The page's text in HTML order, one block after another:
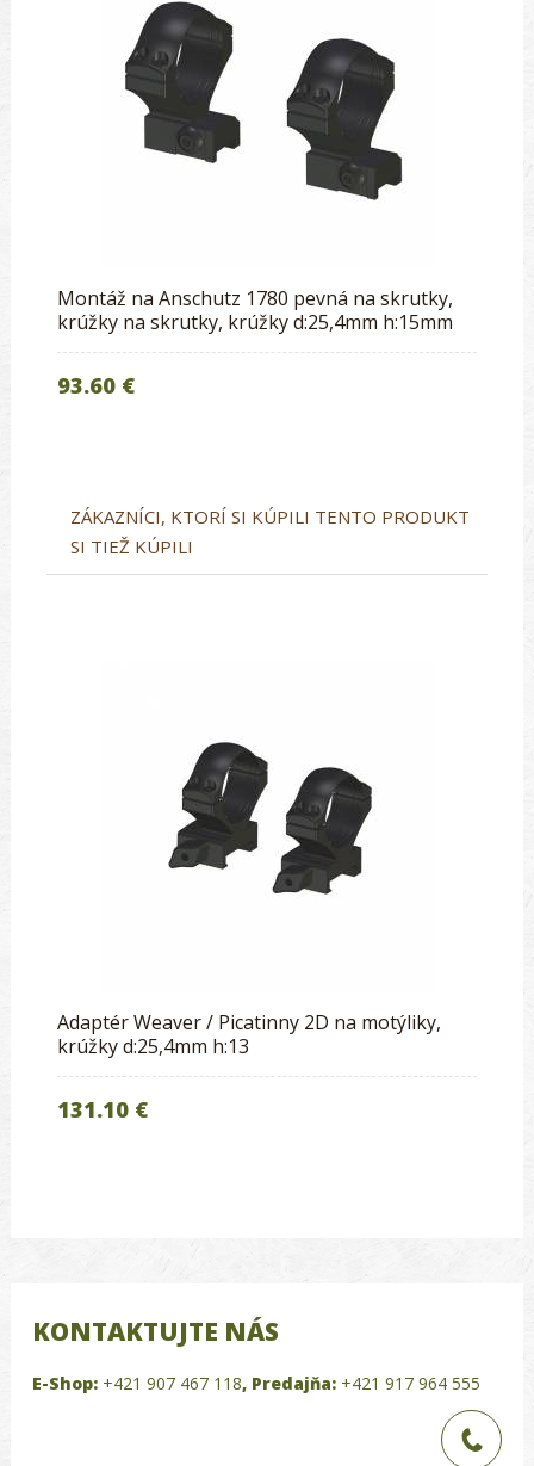
Montáž na Anschutz 1780 pevná na skrutky,
krúžky na skrutky, krúžky d:25,4mm h:15mm
93.60 €
ZÁKAZNÍCI, KTORÍ SI KÚPILI TENTO PRODUKT
SI TIEŽ KÚPILI
Adaptér Weaver / Picatinny 2D na motýliky,
krúžky d:25,4mm h:13
131.10 €
KONTAKTUJTE NÁS
E-Shop: +421 907 467 118, Predajňa: +421 917 964 555